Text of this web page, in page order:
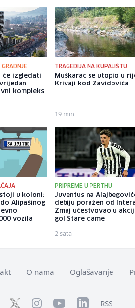
GRADNJE
će izgledati
kompleks
TRAGEDIJA NA KUPALIŠTU
Muškarac se utopio u
Krivaji kod Zavidovića
19 min
u koloni:
Alipašinog
vozila
PRIPREME U PERTHU
Juventus na
debiju poražen od
Zmaj učestvovao u
gol Stare dame
2 sata
O nama Oglašavanje
TwitterInstagramYouTubeLinkedInRSS